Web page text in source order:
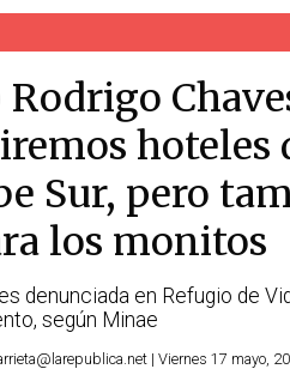
Rodrigo
hoteles
Sur, pero
los monitos
denunciada en Refugio de
según Minae
| Viernes 17 mayo,